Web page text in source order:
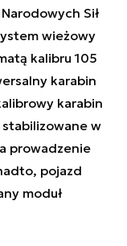
Sił
wieżowy
kalibru 105
karabin
karabin
stabilizowane w
prowadzenie
pojazd
moduł